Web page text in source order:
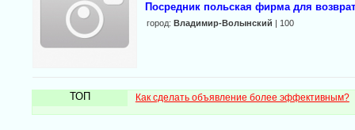
Посредник польская фирма для
город: Владимир-Волынский | 100
ТОП Как сделать объявление более эффективным?